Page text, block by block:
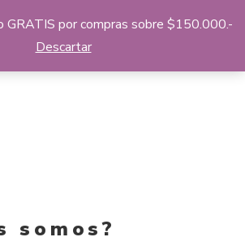
somos?
GRATIS por compras sobre $150.000.-
Descartar